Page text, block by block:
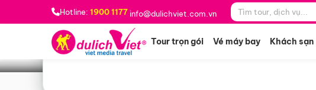
Hotline: 1900 1177 info@dulichviet.com.vn
Tour trọn gói Vé máy bay Khách sạn
Bạn muốn đi đâu? *